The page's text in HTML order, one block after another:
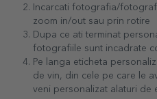
Incarcati fotografia/
zoom in/out sau prin rotire
Dupa ce ati terminat
fotografiile sunt incadrate
Pe langa eticheta
de vin, din cele pe care le
veni personalizat alaturi de